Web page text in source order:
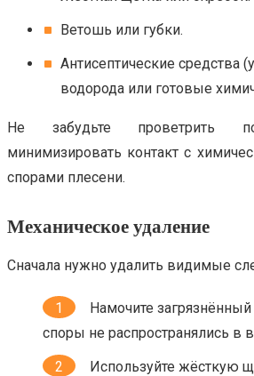
Ветошь или губки.
Антисептические средства
водорода или готовые
Не забудьте проветрить
минимизировать контакт с
спорами плесени.
Механическое удаление
Сначала нужно удалить видимые
Намочите загрязнённый
споры не распространялись в
Используйте жёсткую